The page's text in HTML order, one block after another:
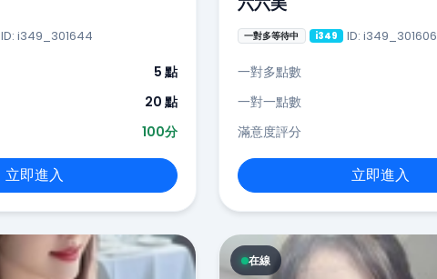
ID: i349_301644
5 點
20 點
100分
立即進入
一對多等待中 i349 ID: i349_301606
一對多點數
一對一點數
滿意度評分
立即進入
在線